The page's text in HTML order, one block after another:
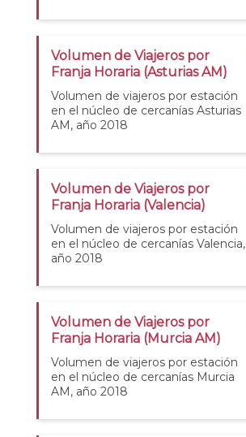
Volumen de Viajeros por
Franja Horaria (Asturias AM)
Volumen de viajeros por estación
en el núcleo de cercanías Asturias
AM, año 2018
Volumen de Viajeros por
Franja Horaria (Valencia)
Volumen de viajeros por estación
en el núcleo de cercanías Valencia,
año 2018
Volumen de Viajeros por
Franja Horaria (Murcia AM)
Volumen de viajeros por estación
en el núcleo de cercanías Murcia
AM, año 2018